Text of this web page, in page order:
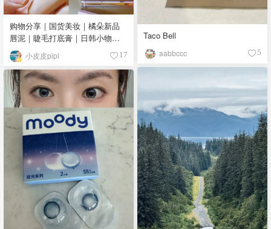
购物分享｜国货美妆｜橘朵新品
唇泥｜睫毛打底膏｜日韩小物｜
眼线笔｜美甲DIY💅
小皮皮pipi 17
Taco Bell
aabbccc 5